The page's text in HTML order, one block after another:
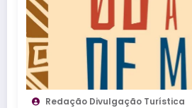
Redação Divulgação Turística